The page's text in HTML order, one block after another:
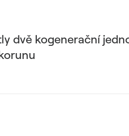
dvě kogenerační